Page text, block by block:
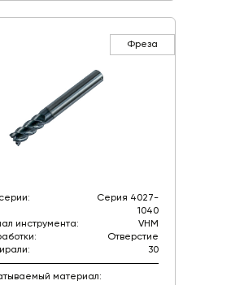
Фреза
Серия 4027-
1040
инструмента:
VHM
Отверстие
30
материал: